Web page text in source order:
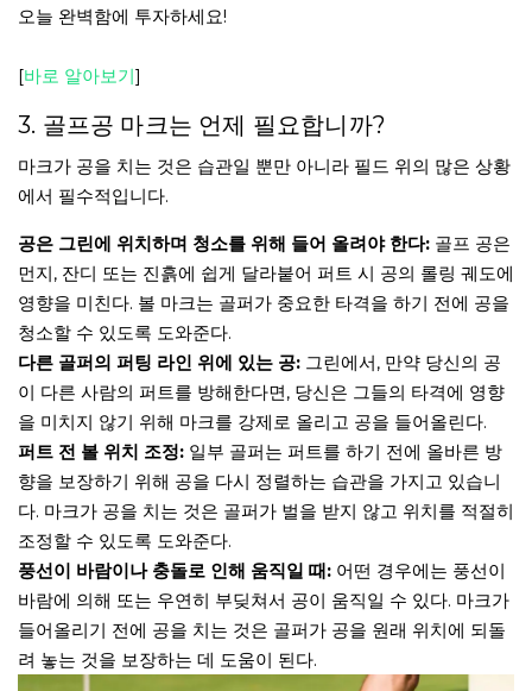
오늘 완벽함에 투자하세요!
[바로 알아보기]
3. 골프공 마크는 언제 필요합니까?
마크가 공을 치는 것은 습관일 뿐만 아니라 필드 위의 많은 상황
에서 필수적입니다.
공은 그린에 위치하며 청소를 위해 들어 올려야 한다: 골프 공은
먼지, 잔디 또는 진흙에 쉽게 달라붙어 퍼트 시 공의 롤링 궤도에
영향을 미친다. 볼 마크는 골퍼가 중요한 타격을 하기 전에 공을
청소할 수 있도록 도와준다.
다른 골퍼의 퍼팅 라인 위에 있는 공: 그린에서, 만약 당신의 공
이 다른 사람의 퍼트를 방해한다면, 당신은 그들의 타격에 영향
을 미치지 않기 위해 마크를 강제로 올리고 공을 들어올린다.
퍼트 전 볼 위치 조정: 일부 골퍼는 퍼트를 하기 전에 올바른 방
향을 보장하기 위해 공을 다시 정렬하는 습관을 가지고 있습니
다. 마크가 공을 치는 것은 골퍼가 벌을 받지 않고 위치를 적절히
조정할 수 있도록 도와준다.
풍선이 바람이나 충돌로 인해 움직일 때: 어떤 경우에는 풍선이
바람에 의해 또는 우연히 부딪쳐서 공이 움직일 수 있다. 마크가
들어올리기 전에 공을 치는 것은 골퍼가 공을 원래 위치에 되돌
려 놓는 것을 보장하는 데 도움이 된다.